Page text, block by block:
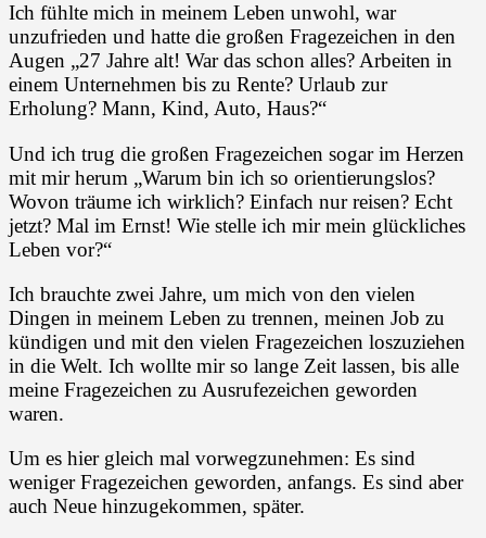
Ich fühlte mich in meinem Leben unwohl, war
unzufrieden und hatte die großen Fragezeichen in den
Augen „27 Jahre alt! War das schon alles? Arbeiten in
einem Unternehmen bis zu Rente? Urlaub zur
Erholung? Mann, Kind, Auto, Haus?“
Und ich trug die großen Fragezeichen sogar im Herzen
mit mir herum „Warum bin ich so orientierungslos?
Wovon träume ich wirklich? Einfach nur reisen? Echt
jetzt? Mal im Ernst! Wie stelle ich mir mein glückliches
Leben vor?“
Ich brauchte zwei Jahre, um mich von den vielen
Dingen in meinem Leben zu trennen, meinen Job zu
kündigen und mit den vielen Fragezeichen loszuziehen
in die Welt. Ich wollte mir so lange Zeit lassen, bis alle
meine Fragezeichen zu Ausrufezeichen geworden
waren.
Um es hier gleich mal vorwegzunehmen: Es sind
weniger Fragezeichen geworden, anfangs. Es sind aber
auch Neue hinzugekommen, später.